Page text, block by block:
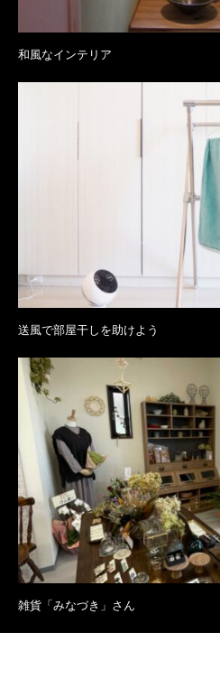
和風なインテリア
送風で部屋干しを助けよう
雑貨「みなづき」さん